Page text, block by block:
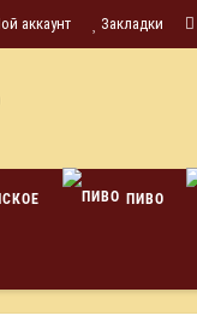
аккаунт Закладки
ПИВО